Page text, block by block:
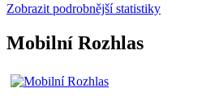
Zobrazit podrobnější statistiky
Mobilní Rozhlas